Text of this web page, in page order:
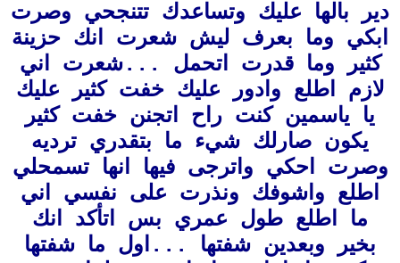
دير بالها عليك وتساعدك تتنجحي وصرت
ابكي وما بعرف ليش شعرت انك حزينة
كثير وما قدرت اتحمل ...شعرت اني
لازم اطلع وادور عليك خفت كثير عليك
يا ياسمين كنت راح اتجنن خفت كثير
يكون صارلك شيء ما بتقدري ترديه
وصرت احكي واترجى فيها انها تسمحلي
اطلع واشوفك ونذرت على نفسي اني
ما اطلع طول عمري بس اتأكد انك
بخير وبعدين شفتها ...اول ما شفتها